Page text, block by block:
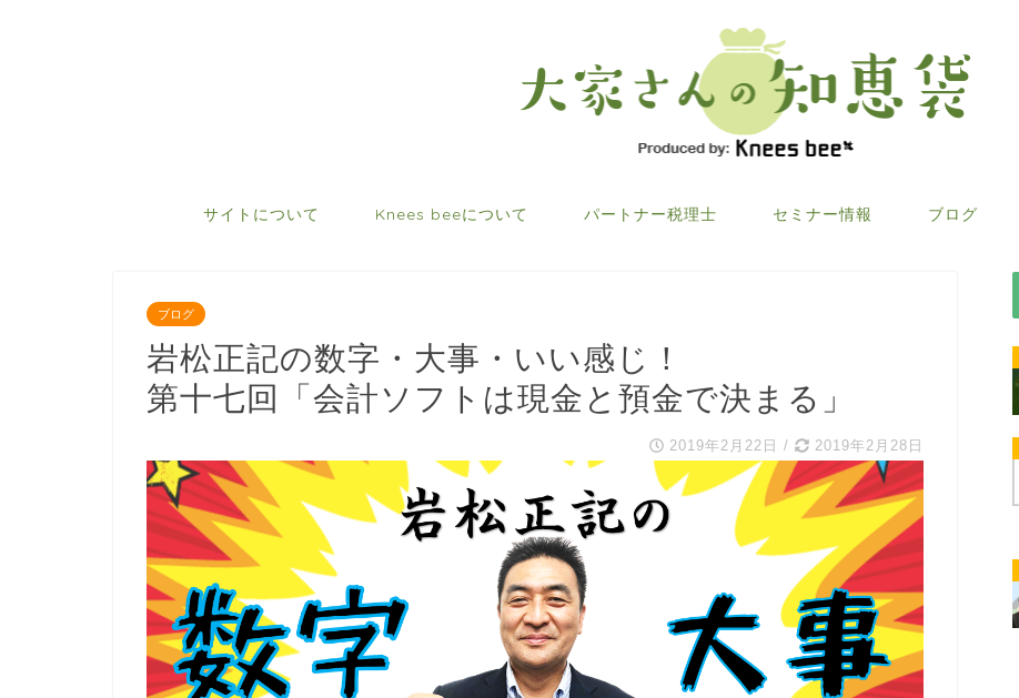
サイトについて Knees beeについて パートナー税理士 セミナー情報 ブログ
ブログ
岩松正記の数字・大事・いい感じ！
第十七回「会計ソフトは現金と預金で決まる」
2019年2月22日 / 2019年2月28日